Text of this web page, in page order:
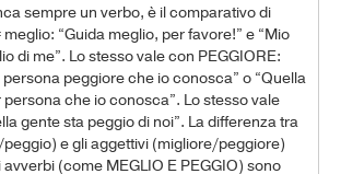
sempre un verbo, è il comparativo di
meglio: “Guida meglio, per favore!” e “Mio
di me”. Lo stesso vale con PEGGIORE:
persona peggiore che io conosca” o “Quella
che io conosca”. Lo stesso vale
gente sta peggio di noi”. La differenza tra
e gli aggettivi (migliore/peggiore)
(come MEGLIO E PEGGIO) sono